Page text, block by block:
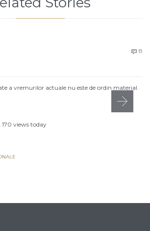
 8
a vremurilor actuale nu este de ordin material.
170 views today